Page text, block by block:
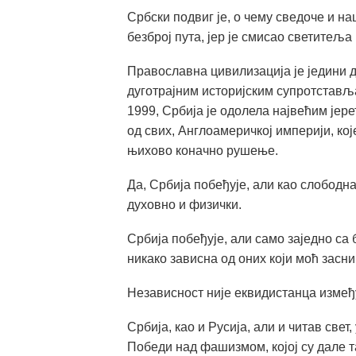
Србски подвиг је, о чему сведоче и
безброј пута, јер је смисао
Православна цивилизација је једини
дуготрајним историјским
1999, Србија је одолела највећим
од свих, Англоамеричкој империји,
њихово коначно рушење.
Да, Србија побеђује, али као
духовно и физички.
Србија побеђује, али само заједно
никако зависна од оних који моћ
Независност није еквидистанца
Србија, као и Русија, али и читав
Победи над фашизмом, којој су дале